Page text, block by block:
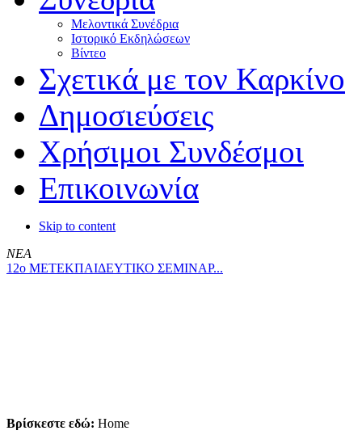
Μελοντικά Συνέδρια
Ιστορικό Εκδηλώσεων
Βίντεο
Σχετικά με τον Καρκίνο
Δημοσιεύσεις
Χρήσιμοι Συνδέσμοι
Επικοινωνία
Skip to content
ΝΕΑ
12ο ΜΕΤΕΚΠΑΙΔΕΥΤΙΚΟ ΣΕΜΙΝΑΡ...
Βρίσκεστε εδώ: Home